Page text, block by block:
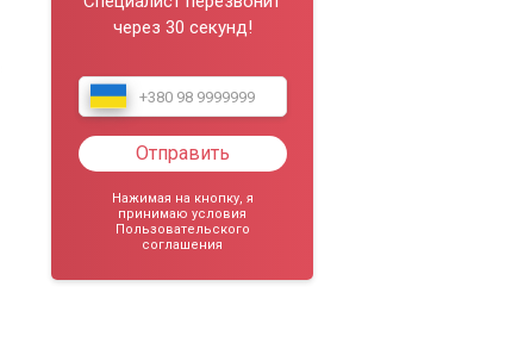
через 30 секунд!
Отправить
Нажимая на кнопку, я
принимаю условия
Пользовательского
соглашения